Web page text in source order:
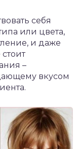
себя
или цвета,
и даже
–
вкусом